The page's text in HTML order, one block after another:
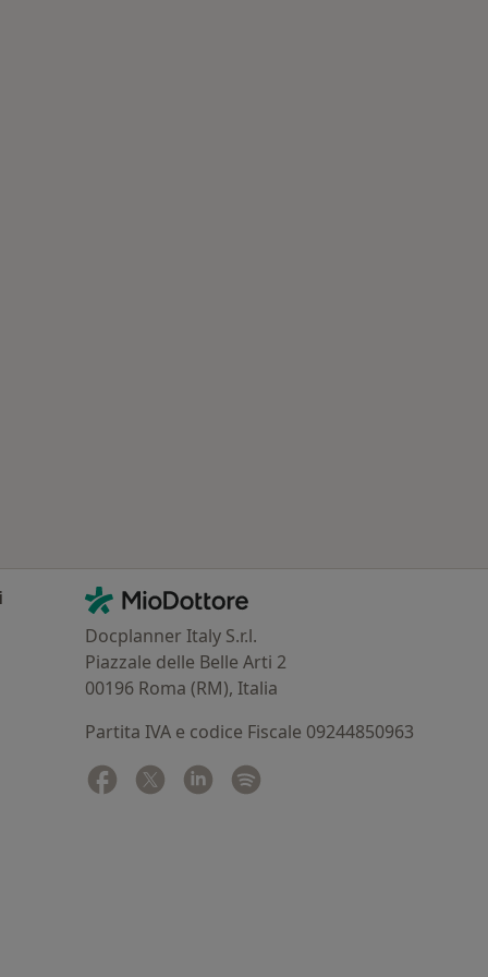
Contatti
MioDottore - Homepage
Docplanner Italy S.r.l.
Piazzale delle Belle Arti 2
00196 Roma (RM), Italia
Partita IVA e codice Fiscale 09244850963
Facebook
si apre in una nuova scheda
Twitter
si apre in una nuova scheda
Linkedin
si apre in una nuova scheda